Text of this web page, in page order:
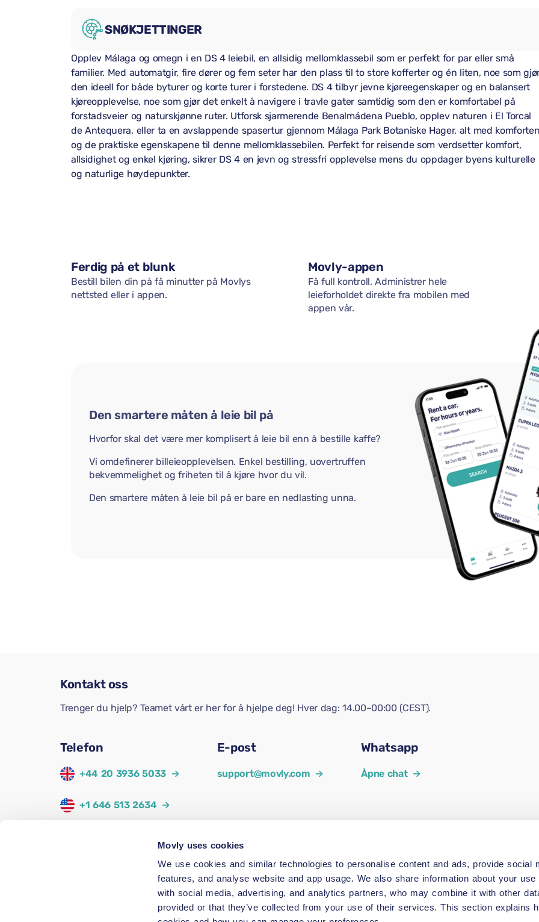
Movly uses cookies
We use cookies and similar technologies to personalise content and ads, provide social
features, and analyse website and app usage. We also share information about your
with social media, advertising, and analytics partners, who may combine it with other
provided or that they’ve collected from your use of their services. This section explains
SNØKJETTINGER
Opplev Málaga og omegn i en DS 4 leiebil, en allsidig mellomklassebil som er perfekt for par eller små
familier. Med automatgir, fire dører og fem seter har den plass til to store kofferter og én liten, noe som
den ideell for både byturer og korte turer i forstedene. DS 4 tilbyr jevne kjøreegenskaper og en balansert
kjøreopplevelse, noe som gjør det enkelt å navigere i travle gater samtidig som den er komfortabel på
forstadsveier og naturskjønne ruter. Utforsk sjarmerende Benalmádena Pueblo, opplev naturen i El Torcal
de Antequera, eller ta en avslappende spasertur gjennom Málaga Park Botaniske Hager, alt med
og de praktiske egenskapene til denne mellomklassebilen. Perfekt for reisende som verdsetter komfort,
allsidighet og enkel kjøring, sikrer DS 4 en jevn og stressfri opplevelse mens du oppdager byens kulturelle
og naturlige høydepunkter.
Ferdig på et blunk
Bestill bilen din på få minutter på Movlys
nettsted eller i appen.
Movly-appen
Få full kontroll. Administrer hele
leieforholdet direkte fra mobilen med
appen vår.
Den smartere måten å leie bil på
Hvorfor skal det være mer komplisert å leie bil enn å bestille kaffe?
Vi omdefinerer billeieopplevelsen. Enkel bestilling, uovertruffen
bekvemmelighet og friheten til å kjøre hvor du vil.
Den smartere måten å leie bil på er bare en nedlasting unna.
Kontakt oss
Trenger du hjelp? Teamet vårt er her for å hjelpe deg! Hver dag: 14.00–00:00 (CEST).
Telefon
+44 20 3936 5033 →
+1 646 513 2634 →
+33 1 87 52 72 57 →
+49 89 12080433 →
E-post
support@movly.com →
Whatsapp
Åpne chat →